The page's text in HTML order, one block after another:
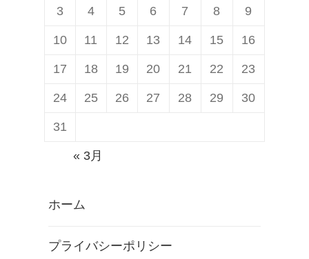
3 4 5 6 7 8 9
10 11 12 13 14 15 16
17 18 19 20 21 22 23
24 25 26 27 28 29 30
31
« 3月
ホーム
プライバシーポリシー